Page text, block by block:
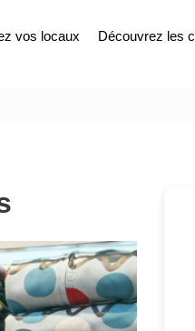
vos locaux Découvrez les